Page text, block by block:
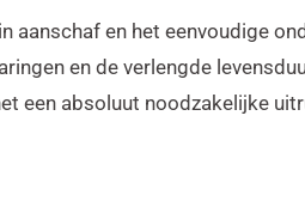
aanschaf en het eenvoudige
en de verlengde
een absoluut noodzakelijke